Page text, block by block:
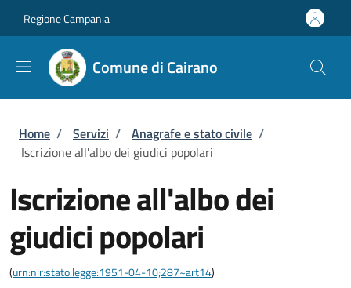
Regione Campania
Comune di Cairano
Briciole di pane
Home / Servizi / Anagrafe e stato civile /
Iscrizione all'albo dei giudici popolari
Iscrizione all'albo dei
giudici popolari
(urn:nir:stato:legge:1951-04-10;287~art14)